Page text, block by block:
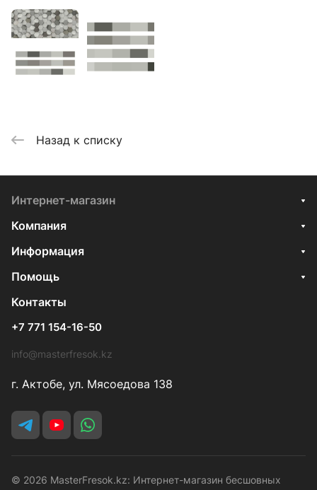
Назад к списку
Интернет-магазин
Компания
Информация
Помощь
Контакты
+7 771 154-16-50
info@masterfresok.kz
г. Актобе, ул. Мясоедова 138
© 2026 MasterFresok.kz: Интернет-магазин бесшовных